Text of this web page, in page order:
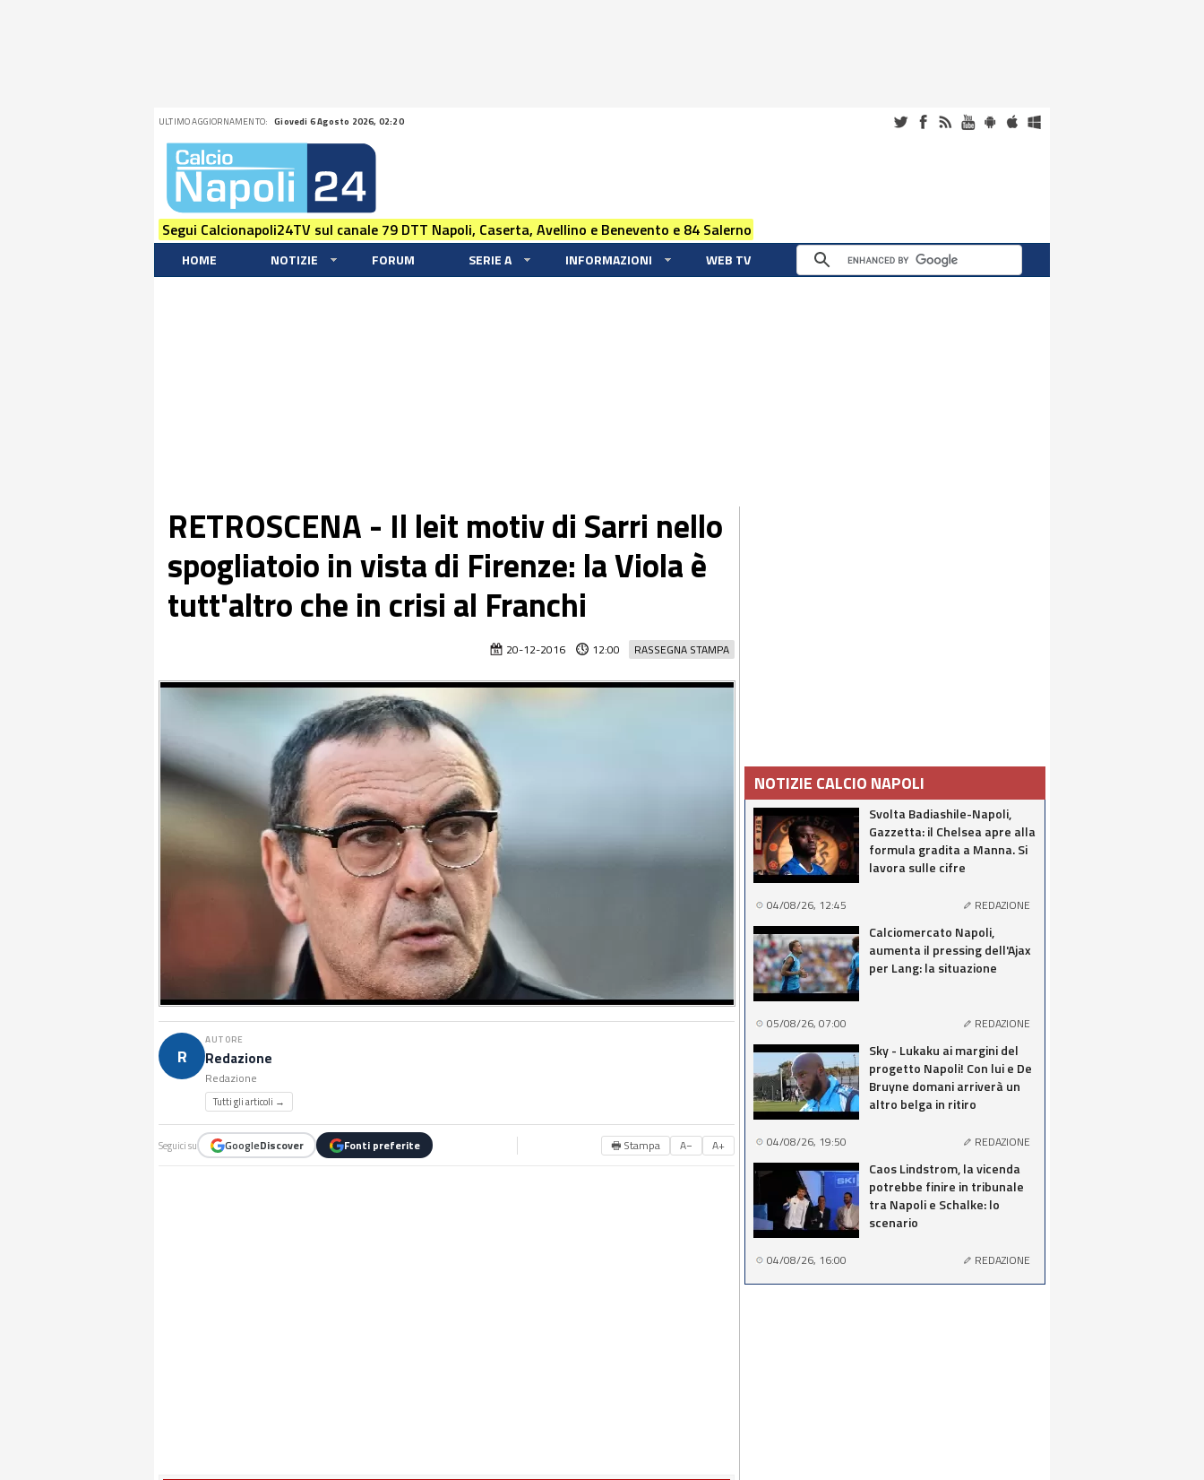
ULTIMO AGGIORNAMENTO: Giovedi 6 Agosto 2026, 02:20
Segui Calcionapoli24TV sul canale 79 DTT Napoli, Caserta, Avellino e Benevento e 84 Salerno
HOME NOTIZIE FORUM SERIE A INFORMAZIONI WEB TV
RETROSCENA - Il leit motiv di Sarri nello
spogliatoio in vista di Firenze: la Viola è
tutt'altro che in crisi al Franchi
RASSEGNA STAMPA
20-12-2016 12:00
R
AUTORE
Redazione
Redazione
Tutti gli articoli →
Seguici su GoogleDiscover Fonti preferite 🖶 Stampa A− A+
NOTIZIE CALCIO NAPOLI
Svolta Badiashile-Napoli,
Gazzetta: il Chelsea apre alla
formula gradita a Manna. Si
lavora sulle cifre
04/08/26, 12:45 REDAZIONE
Calciomercato Napoli,
aumenta il pressing dell'Ajax
per Lang: la situazione
05/08/26, 07:00 REDAZIONE
Sky - Lukaku ai margini del
progetto Napoli! Con lui e De
Bruyne domani arriverà un
altro belga in ritiro
04/08/26, 19:50 REDAZIONE
Caos Lindstrom, la vicenda
potrebbe finire in tribunale
tra Napoli e Schalke: lo
scenario
04/08/26, 16:00 REDAZIONE